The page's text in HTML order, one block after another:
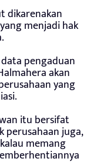
dikarenakan
menjadi hak
pengaduan
akan
yang
itu bersifat
perusahaan juga,
memang